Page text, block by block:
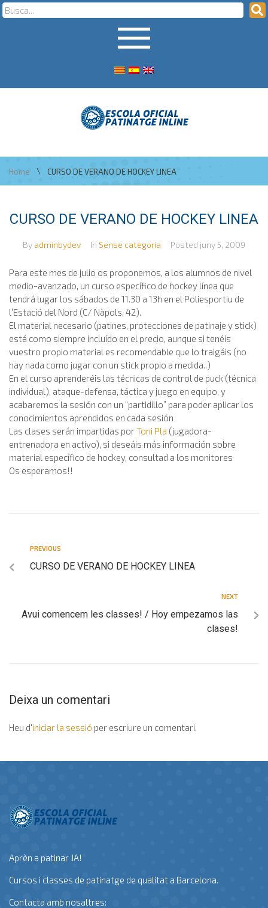
Home \ CURSO DE VERANO DE HOCKEY LINEA
CURSO DE VERANO DE HOCKEY LINEA
By adminbydev In Sense categoria Posted juny 5, 2009
Para este mes de julio os proponemos, a los alumnos de nivel
medio-avanzado, un curso específico de hockey línea que
tendrá lugar los sábados de 11.30 a 13h en el Poliesportiu de
l’Estació del Nord (C/ Nàpols, 42).
El material necesario (patines, protecciones de patinaje y stick)
está como siempre incluído en el precio, aunque si tenéis
vuestro propio material es recomendable que lo traigáis (no
hay nada como jugar con un stick propio a medida..)
En el curso aprenderéis las técnicas de control de puck (técnica
individual), ataque-defensa, táctica y juego en equipo, y
acabaremos la sesión con un “partidillo” para poder aplicar los
conocimientos aprendidos en cada sesión
Las clases serán impartidas porToni Pla (jugadora-
entrenadora en activo), si deseáis más información sobre
material específico de hockey, consultad a los monitores
Os esperamos!!
PREVIOUS
CURSO DE VERANO DE HOCKEY LINEA
NEXT
Avui comencem les classes! / Hoy empezamos las
clases!
Deixa un comentari
Heu d'iniciar la sessió per escriure un comentari.
Aprèn a patinar JA!
Cursos i classes de patinatge de qualitat a Barcelona.
Contacta amb nosaltres: